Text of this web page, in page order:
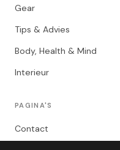
Gear
Tips & Advies
Body, Health & Mind
Interieur
PAGINA'S
Contact